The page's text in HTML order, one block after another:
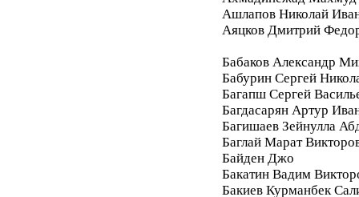
Ашлапов Николай
Аяцков Дмитрий
Бабаков Александр
Бабурин Сергей
Багапш Сергей
Багдасарян Артур
Багишаев Зейнулла
Баглай Марат
Байден Джо
Бакатин Вадим
Бакиев Курманбек